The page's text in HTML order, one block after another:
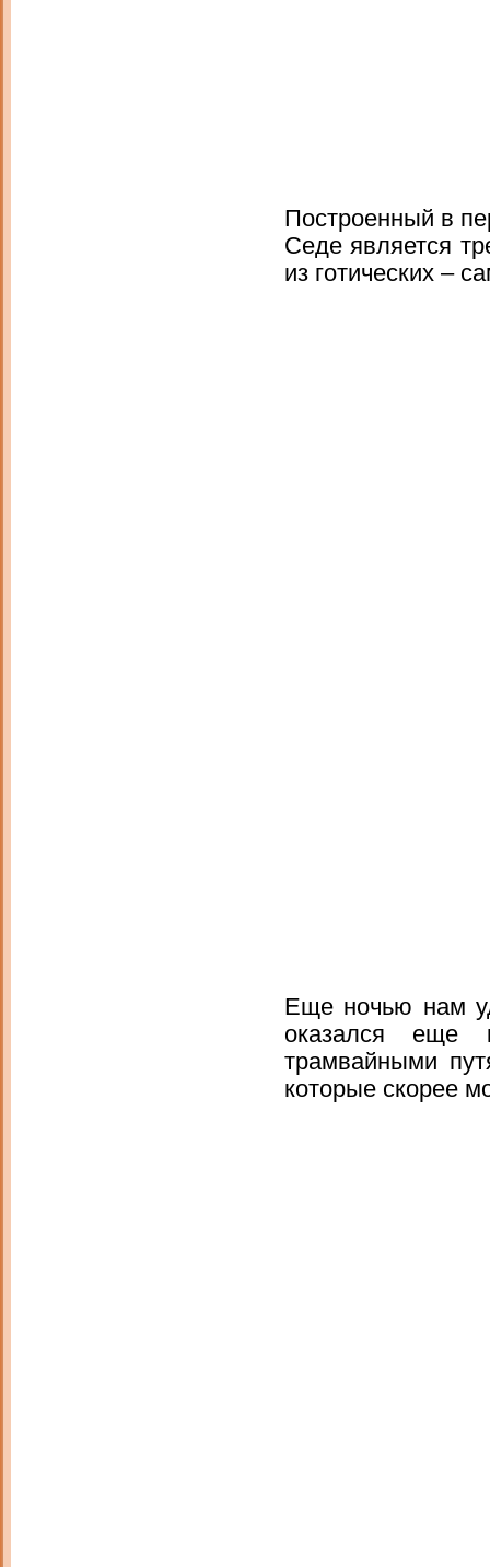
Построенный в
Седе является
из готических –
Еще ночью нам
оказался еще
трамвайными
которые скорее